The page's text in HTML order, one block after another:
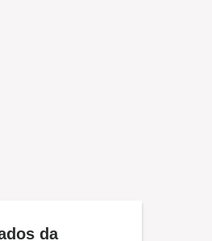
da